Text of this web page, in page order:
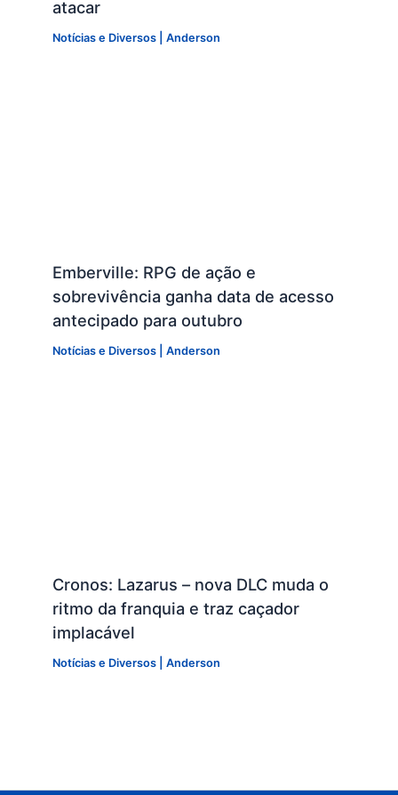
atacar
Notícias e Diversos| Anderson
Emberville: RPG de ação e
sobrevivência ganha data de acesso
antecipado para outubro
Notícias e Diversos| Anderson
Cronos: Lazarus – nova DLC muda o
ritmo da franquia e traz caçador
implacável
Notícias e Diversos| Anderson